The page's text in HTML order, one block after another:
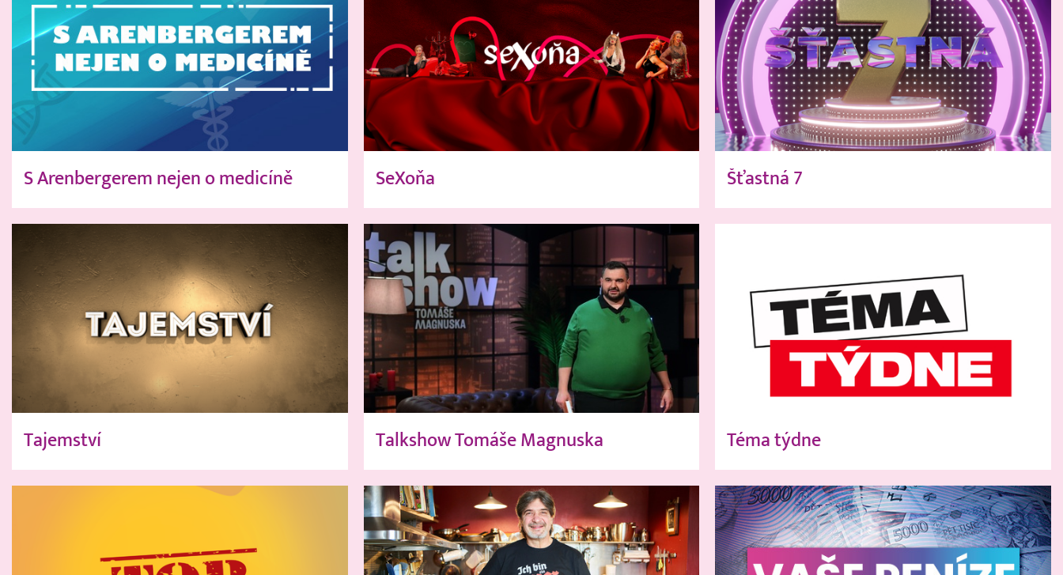
S Arenbergerem nejen o medicíně SeXoňa Šťastná 7
Tajemství Talkshow Tomáše Magnuska Téma týdne